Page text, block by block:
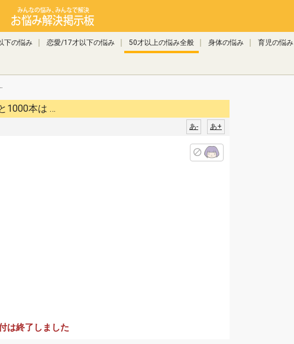
下の悩み 恋愛/17才以下の悩み 50才以上の悩み全般 身体の悩み 育児の悩み
を 考えたら 時間を大切に したい。 あと1000本は …
あ+
あ-
は終了しました